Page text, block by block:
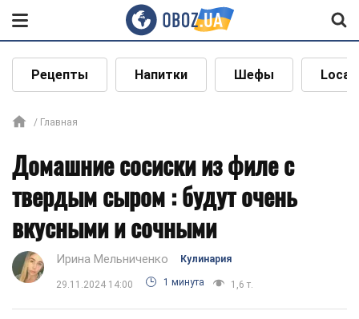
Рецепты Напитки Шефы Local
Главная
Домашние сосиски из филе с
твердым сыром : будут очень
вкусными и сочными
Ирина Мельниченко Кулинария
29.11.2024 14:00 1 минута 1,6 т.